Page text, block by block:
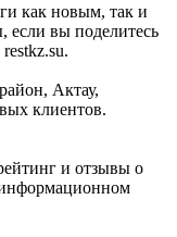
как новым, так и
если вы поделитесь
Актау,
клиентов.
и отзывы о